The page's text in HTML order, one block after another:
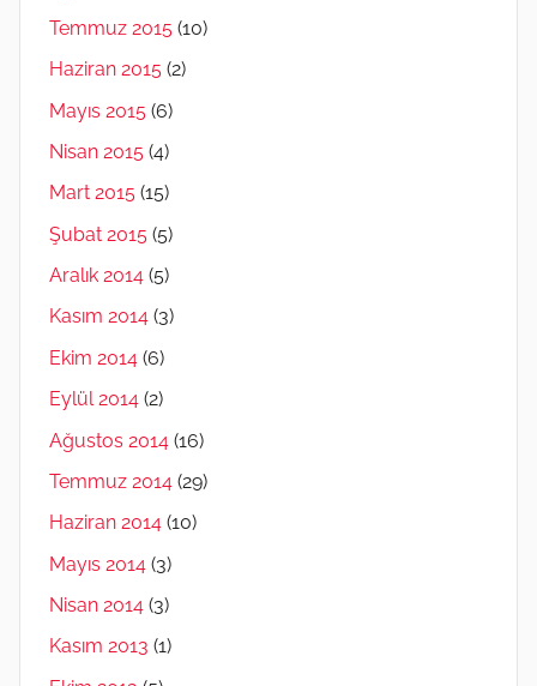
Temmuz 2015 (10)
Haziran 2015 (2)
Mayıs 2015 (6)
Nisan 2015 (4)
Mart 2015 (15)
Şubat 2015 (5)
Aralık 2014 (5)
Kasım 2014 (3)
Ekim 2014 (6)
Eylül 2014 (2)
Ağustos 2014 (16)
Temmuz 2014 (29)
Haziran 2014 (10)
Mayıs 2014 (3)
Nisan 2014 (3)
Kasım 2013 (1)